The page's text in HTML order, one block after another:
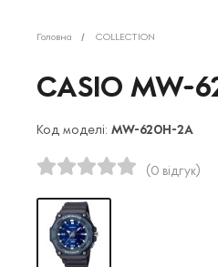
Головна COLLECTION
CASIO MW-
Код моделі: MW-620H-2A
(0 відгук)